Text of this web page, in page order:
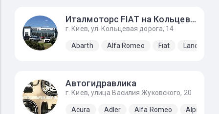
Италмоторс FIAT на Кольцевой
г. Киев, ул. Кольцевая дорога, 14
Abarth Alfa Romeo Fiat Lancia
Автогидравлика
г. Киев, улица Василия Жуковского, 20
Acura Adler Alfa Romeo Alpine